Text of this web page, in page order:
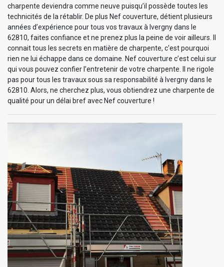
charpente deviendra comme neuve puisqu’il possède toutes les
technicités de la rétablir. De plus Nef couverture, détient plusieurs
années d’expérience pour tous vos travaux à Ivergny dans le
62810, faites confiance et ne prenez plus la peine de voir ailleurs. Il
connait tous les secrets en matière de charpente, c'est pourquoi
rien ne lui échappe dans ce domaine. Nef couverture c’est celui sur
qui vous pouvez confier l’entretenir de votre charpente. Il ne rigole
pas pour tous les travaux sous sa responsabilité à Ivergny dans le
62810. Alors, ne cherchez plus, vous obtiendrez une charpente de
qualité pour un délai bref avec Nef couverture !